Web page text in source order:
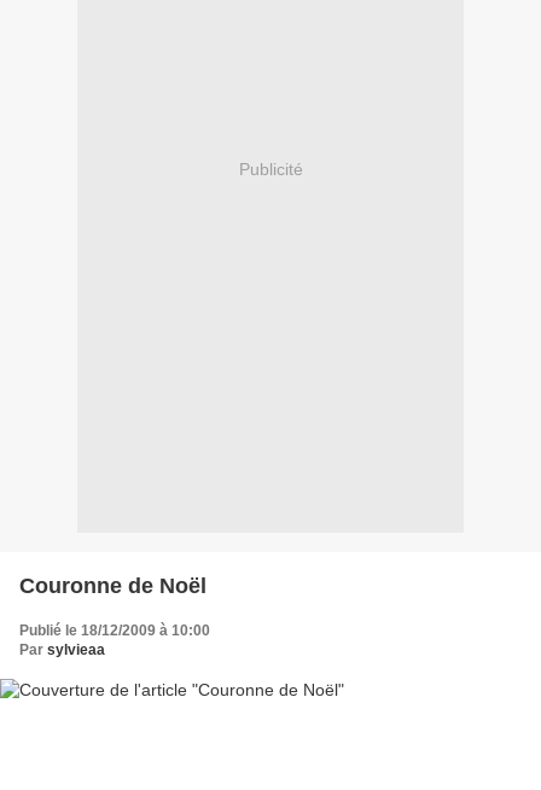
Publicité
Couronne de Noël
Publié le 18/12/2009 à 10:00
Par sylvieaa